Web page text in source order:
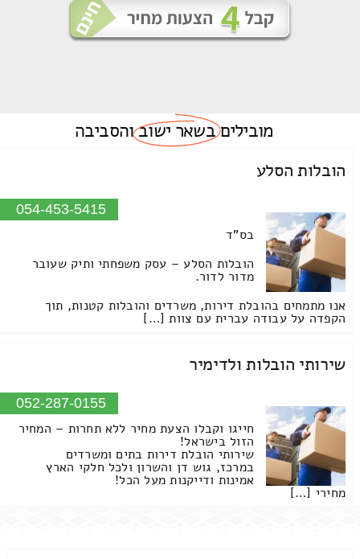
מוביליםבשאר ישובוהסביבה
הובלות הסלע
054-453-5415
בס"ד
הובלות הסלע – עסק משפחתי ותיק שעובר
מדור לדור.
אנו מתמחים בהובלת דירות, משרדים והובלות קטנות, תוך
הקפדה על עבודה עברית עם צוות […]
שירותי הובלות ולדימיר
052-287-0155
חייגו וקבלו הצעת מחיר ללא תחרות – המחיר
הזול בישראל!
שירותי הובלת דירות בתים ומשרדים
במרכז, גוש דן והשרון ולכל חלקי הארץ
אמינות ודייקנות מעל הכל!
מחירי […]